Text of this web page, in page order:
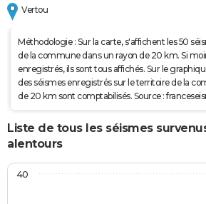
Vertou
Méthodologie : Sur la carte, s'affichent les 50
de la commune dans un rayon de 20 km. Si
enregistrés, ils sont tous affichés. Sur le
des séismes enregistrés sur le territoire de la
de 20 km sont comptabilisés. Source :
Liste de tous les séismes
alentours
40